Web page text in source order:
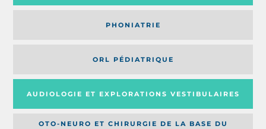
PHONIATRIE
ORL PÉDIATRIQUE
AUDIOLOGIE ET EXPLORATIONS VESTIBULAIRES
OTO-NEURO ET CHIRURGIE DE LA BASE DU